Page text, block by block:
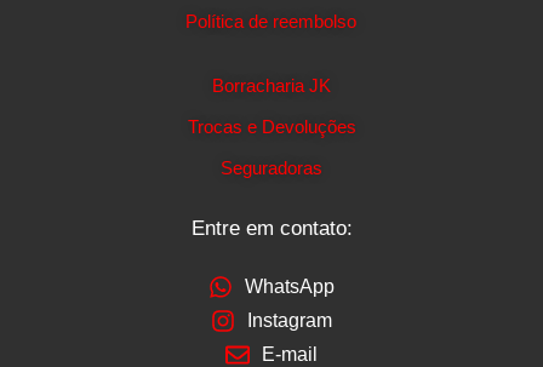
Política de reembolso
Borracharia JK
Trocas e Devoluções
Seguradoras
Entre em contato:
WhatsApp
Instagram
E-mail